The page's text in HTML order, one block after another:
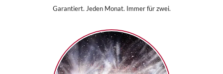
Garantiert. Jeden Monat. Immer für zwei.